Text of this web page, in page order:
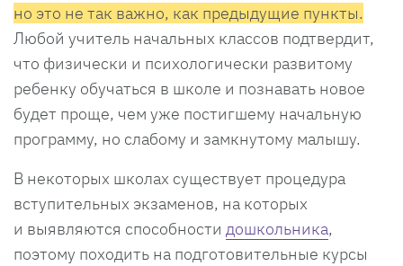
но это не так важно, как предыдущие пункты.
Любой учитель начальных классов подтвердит,
что физически и психологически развитому
ребенку обучаться в школе и познавать новое
будет проще, чем уже постигшему начальную
программу, но слабому и замкнутому малышу.
В некоторых школах существует процедура
вступительных экзаменов, на которых
и выявляются способности дошкольника,
поэтому походить на подготовительные курсы